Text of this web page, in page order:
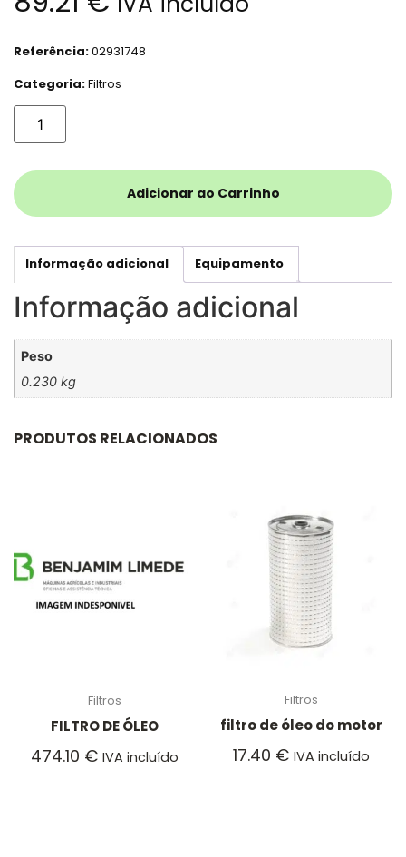
Referência:02931748
Categoria:Filtros
Adicionar ao Carrinho
Informação adicional Equipamento
Informação adicional
Peso
0.230 kg
PRODUTOS RELACIONADOS
Filtros
FILTRO DE ÓLEO
474.10 € IVA incluído
Filtros
filtro de óleo do motor
17.40 € IVA incluído